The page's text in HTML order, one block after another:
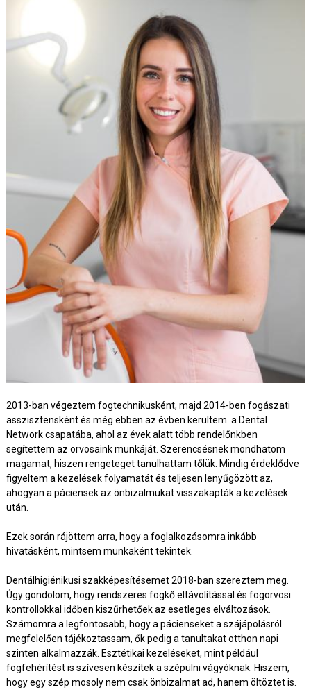
2013-ban végeztem fogtechnikusként, majd 2014-ben fogászati
asszisztensként és még ebben az évben kerültem a Dental
Network csapatába, ahol az évek alatt több rendelőnkben
segítettem az orvosaink munkáját. Szerencsésnek mondhatom
magamat, hiszen rengeteget tanulhattam tőlük. Mindig érdeklődve
figyeltem a kezelések folyamatát és teljesen lenyűgözött az,
ahogyan a páciensek az önbizalmukat visszakapták a kezelések
után.
Ezek során rájöttem arra, hogy a foglalkozásomra inkább
hivatásként, mintsem munkaként tekintek.
Dentálhigiénikusi szakképesítésemet 2018-ban szereztem meg.
Úgy gondolom, hogy rendszeres fogkő eltávolítással és fogorvosi
kontrollokkal időben kiszűrhetőek az esetleges elváltozások.
Számomra a legfontosabb, hogy a pácienseket a szájápolásról
megfelelően tájékoztassam, ők pedig a tanultakat otthon napi
szinten alkalmazzák. Esztétikai kezeléseket, mint például
fogfehérítést is szívesen készítek a szépülni vágyóknak. Hiszem,
hogy egy szép mosoly nem csak önbizalmat ad, hanem öltöztet is.